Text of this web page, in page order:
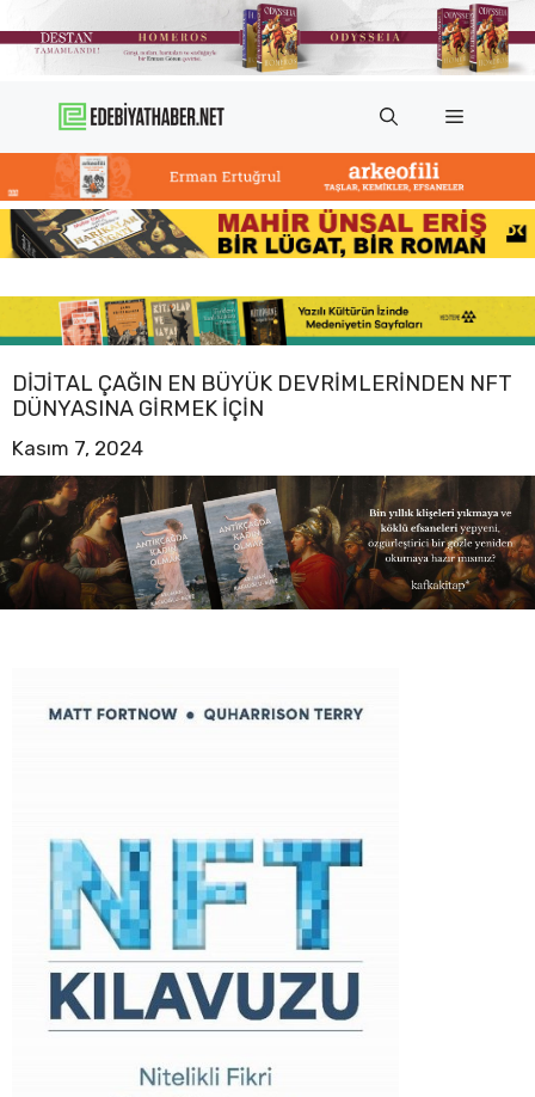
atla
Menü
DIJITAL ÇAĞIN EN BÜYÜK DEVRIMLERINDEN NFT
DÜNYASINA GIRMEK IÇIN
Kasım 7, 2024